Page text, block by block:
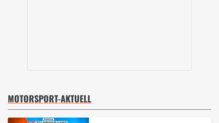
MOTORSPORT-AKTUELL